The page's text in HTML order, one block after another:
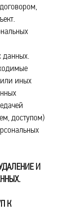
данных.
иных
доступом)
И
К